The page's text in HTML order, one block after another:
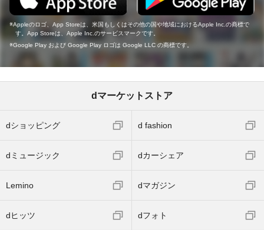
Appleのロゴ、App Storeは、米国もしくはその他の国や地域におけるApple Inc.の商標で
す。App Storeは、Apple Inc.のサービスマークです。
Google Play および Google Play ロゴは Google LLC の商標です。
dマーケットストア
dショッピング d fashion
dミュージック dカーシェア
Lemino dマガジン
dヒッツ dフォト